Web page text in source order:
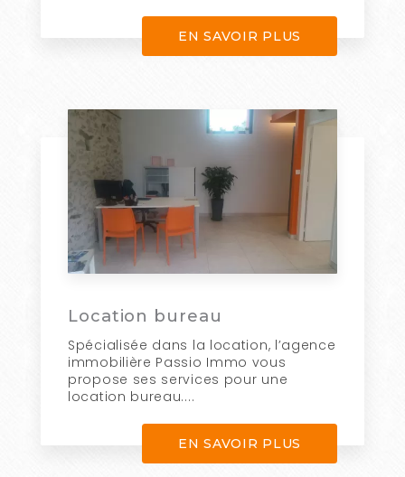
EN SAVOIR PLUS
Location bureau
Spécialisée dans la location, l’agence
immobilière Passio Immo vous
propose ses services pour une
location bureau....
EN SAVOIR PLUS